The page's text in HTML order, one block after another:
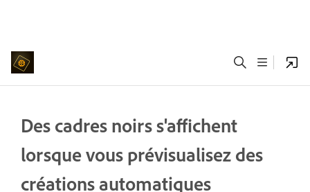
Des cadres noirs s'affichent
lorsque vous prévisualisez des
créations automatiques